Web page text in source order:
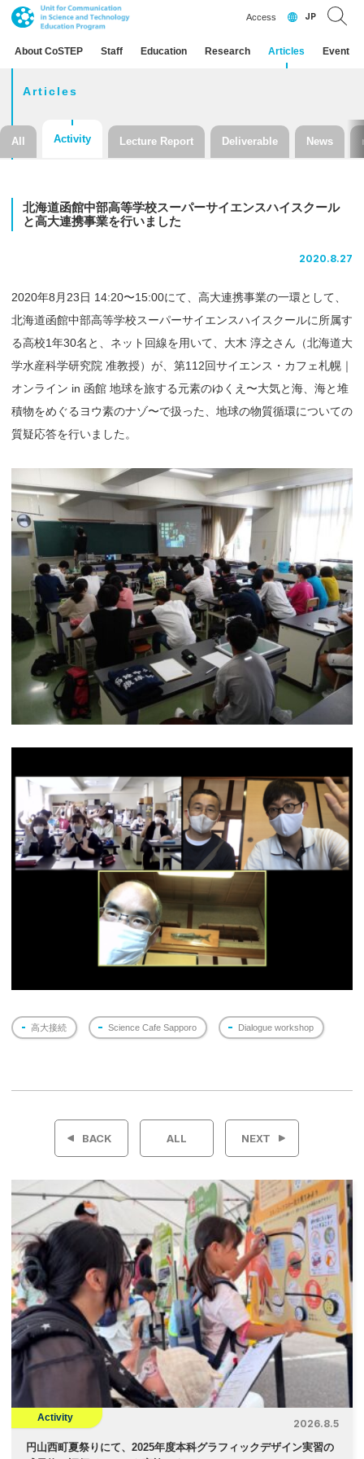
About CoSTEP Staff Education Research Articles Event
Access JP
Articles
All Activity Lecture Report Deliverable News
北海道函館中部高等学校スーパーサイエンスハイスクール
と高大連携事業を行いました
2020.8.27
2020年8月23日 14:20〜15:00にて、高大連携事業の一環として、
北海道函館中部高等学校スーパーサイエンスハイスクールに所属す
る高校1年30名と、ネット回線を用いて、大木 淳之さん（北海道大
学水産科学研究院 准教授）が、第112回サイエンス・カフェ札幌｜
オンライン in 函館 地球を旅する元素のゆくえ〜大気と海、海と堆
積物をめぐるヨウ素のナゾ〜で扱った、地球の物質循環についての
質疑応答を行いました。
高大接続 Science Cafe Sapporo Dialogue workshop
投
ビ
ゲ
ー
シ
ョ
ン
BACK ALL NEXT
Activity
2026.8.5
円山西町夏祭りにて、2025年度本科グラフィックデザイン実習の